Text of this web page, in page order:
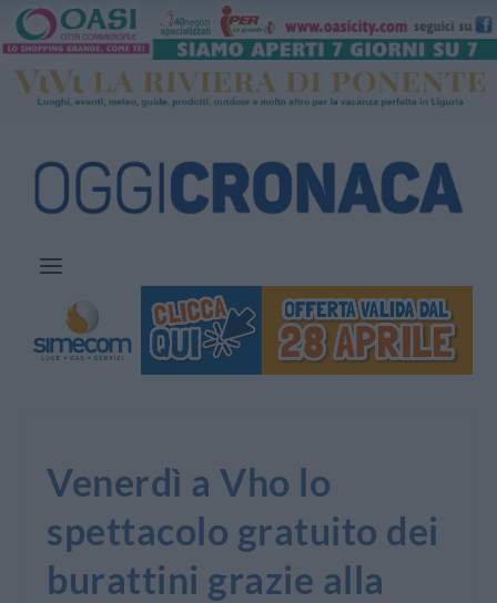
Venerdì a Vho lo
spettacolo gratuito dei
burattini grazie alla